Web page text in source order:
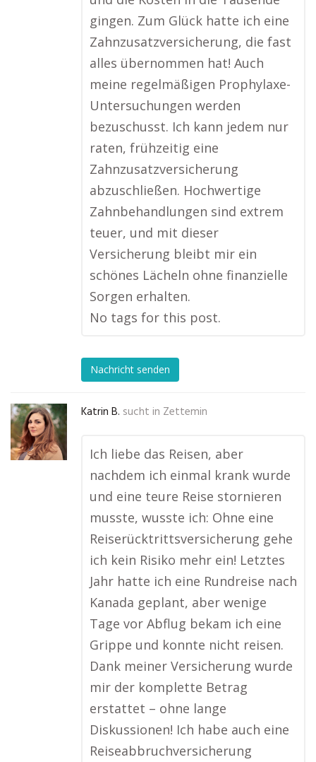
gingen. Zum Glück hatte ich eine
Zahnzusatzversicherung, die fast
alles übernommen hat! Auch
meine regelmäßigen Prophylaxe-
Untersuchungen werden
bezuschusst. Ich kann jedem nur
raten, frühzeitig eine
Zahnzusatzversicherung
abzuschließen. Hochwertige
Zahnbehandlungen sind extrem
teuer, und mit dieser
Versicherung bleibt mir ein
schönes Lächeln ohne finanzielle
Sorgen erhalten.
No tags for this post.
Nachricht senden
Katrin B. sucht in Zettemin
Ich liebe das Reisen, aber
nachdem ich einmal krank wurde
und eine teure Reise stornieren
musste, wusste ich: Ohne eine
Reiserücktrittsversicherung gehe
ich kein Risiko mehr ein! Letztes
Jahr hatte ich eine Rundreise nach
Kanada geplant, aber wenige
Tage vor Abflug bekam ich eine
Grippe und konnte nicht reisen.
Dank meiner Versicherung wurde
mir der komplette Betrag
erstattet – ohne lange
Diskussionen! Ich habe auch eine
Reiseabbruchversicherung